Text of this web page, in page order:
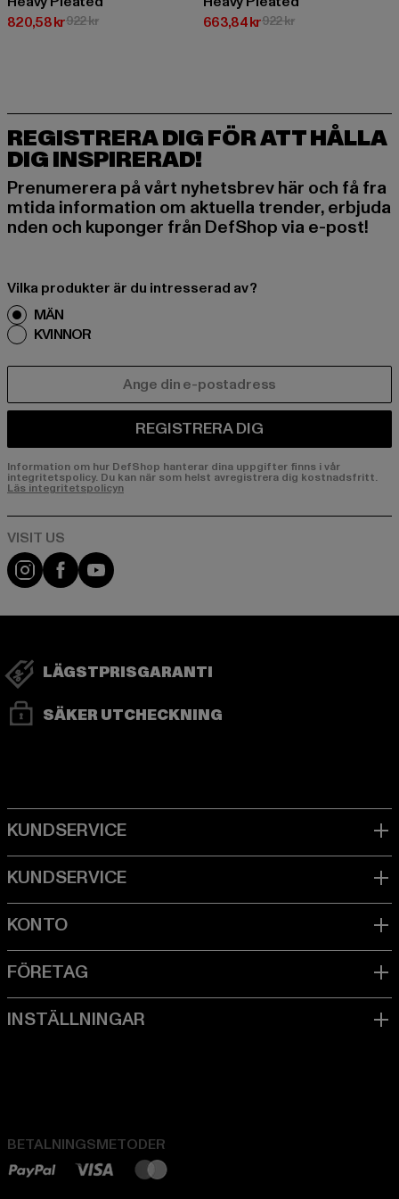
820,58 kr
Nuvarande pris: 820,58 kr
922 krKampanjpris: 922 kr 663,84 kr
Nuvarande pris: 663,84 kr
922 krKampanjpris: 922 kr
REGISTRERA DIG FÖR ATT HÅLLA
DIG INSPIRERAD!
Prenumerera på vårt nyhetsbrev här och få fra
mtida information om aktuella trender, erbjuda
nden och kuponger från DefShop via e-post!
Vilka produkter är du intresserad av?
MÄN
KVINNOR
REGISTRERA DIG
Information om hur DefShop hanterar dina uppgifter finns i vår
integritetspolicy. Du kan när som helst avregistrera dig kostnadsfritt.
Läs integritetspolicyn
Visit our Instagram page:
Visit our Facebook page:
Visit our YouTube channel:
LÄGSTPRISGARANTI
SÄKER UTCHECKNING
BETALNINGSMETODER